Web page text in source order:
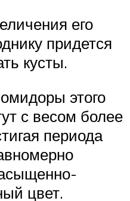
его
придется
кусты.
этого
с весом более
периода
цвет.